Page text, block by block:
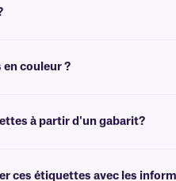
couleur ?
à partir d'un gabarit?
ces étiquettes avec les